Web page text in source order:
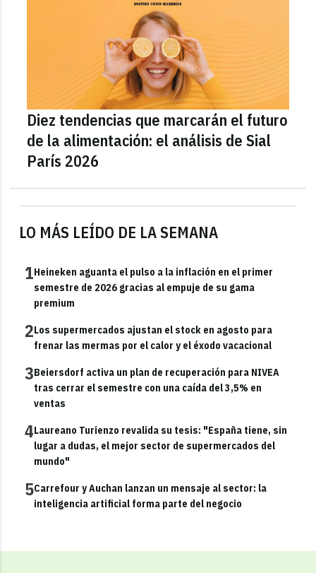
LO MÁS LEÍDO DE LA SEMANA
1Heineken aguanta el pulso a la inflación en el primer
semestre de 2026 gracias al empuje de su gama
premium
2Los supermercados ajustan el stock en agosto para
frenar las mermas por el calor y el éxodo vacacional
3Beiersdorf activa un plan de recuperación para NIVEA
tras cerrar el semestre con una caída del 3,5% en
ventas
4Laureano Turienzo revalida su tesis: "España tiene, sin
lugar a dudas, el mejor sector de supermercados del
mundo"
5Carrefour y Auchan lanzan un mensaje al sector: la
inteligencia artificial forma parte del negocio
Diez tendencias que marcarán el futuro
de la alimentación: el análisis de Sial
París 2026